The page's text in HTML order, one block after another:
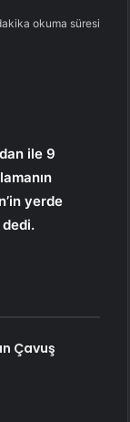
okuma süresi
ile 9
yerde
dedi.
Çavuş